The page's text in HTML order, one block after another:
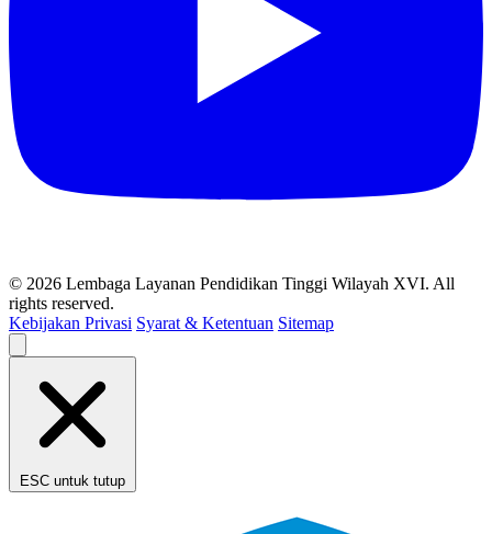
© 2026 Lembaga Layanan Pendidikan Tinggi Wilayah XVI. All
rights reserved.
Kebijakan Privasi Syarat & Ketentuan Sitemap
ESC untuk tutup